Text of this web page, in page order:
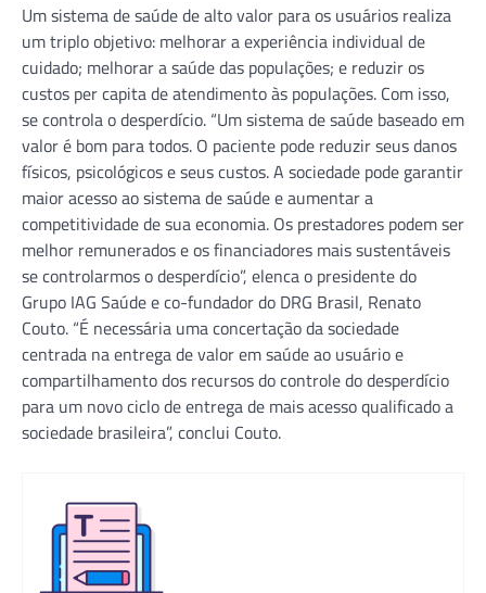
Um sistema de saúde de alto valor para os usuários realiza
um triplo objetivo: melhorar a experiência individual de
cuidado; melhorar a saúde das populações; e reduzir os
custos per capita de atendimento às populações. Com isso,
se controla o desperdício. “Um sistema de saúde baseado em
valor é bom para todos. O paciente pode reduzir seus danos
físicos, psicológicos e seus custos. A sociedade pode garantir
maior acesso ao sistema de saúde e aumentar a
competitividade de sua economia. Os prestadores podem ser
melhor remunerados e os financiadores mais sustentáveis
se controlarmos o desperdício”, elenca o presidente do
Grupo IAG Saúde e co-fundador do DRG Brasil, Renato
Couto. “É necessária uma concertação da sociedade
centrada na entrega de valor em saúde ao usuário e
compartilhamento dos recursos do controle do desperdício
para um novo ciclo de entrega de mais acesso qualificado a
sociedade brasileira”, conclui Couto.